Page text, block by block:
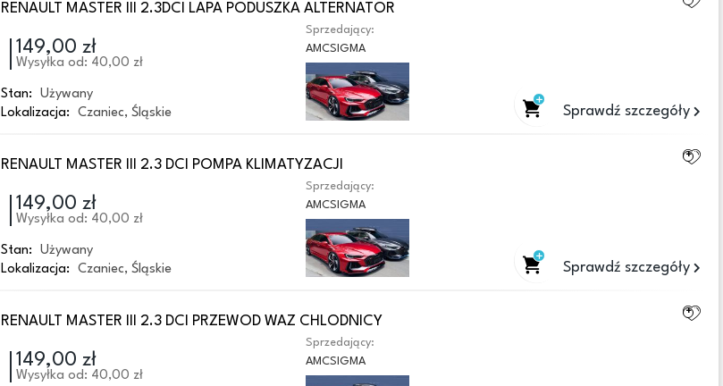
RENAULT MASTER III 2.3DCI LAPA PODUSZKA ALTERNATOR
149,00 zł
Wysyłka od: 40,00 zł
Stan:
Używany
Lokalizacja:
Czaniec, Śląskie
Sprzedający:
AMCSIGMA
Sprawdź szczegóły
RENAULT MASTER III 2.3 DCI POMPA KLIMATYZACJI
149,00 zł
Wysyłka od: 40,00 zł
Stan:
Używany
Lokalizacja:
Czaniec, Śląskie
Sprzedający:
AMCSIGMA
Sprawdź szczegóły
RENAULT MASTER III 2.3 DCI PRZEWOD WAZ CHLODNICY
149,00 zł
Wysyłka od: 40,00 zł
Sprzedający:
AMCSIGMA